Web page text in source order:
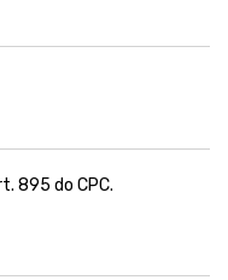
895 do CPC.